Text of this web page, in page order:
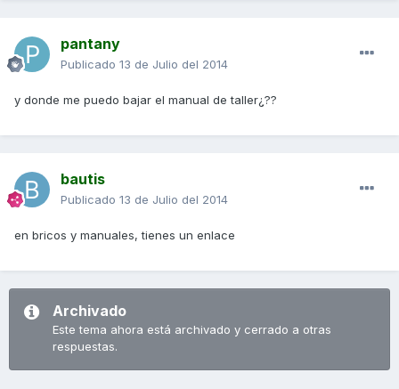
pantany
Publicado 13 de Julio del 2014
y donde me puedo bajar el manual de taller¿??
bautis
Publicado 13 de Julio del 2014
en bricos y manuales, tienes un enlace
Archivado
Este tema ahora está archivado y cerrado a otras
respuestas.